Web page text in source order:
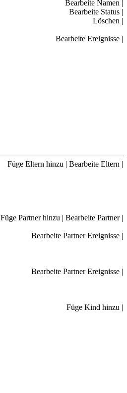
Bearbeite Namen |
Bearbeite Status |
Löschen |
Bearbeite Ereignisse |
Füge Eltern hinzu | Bearbeite Eltern |
Füge Partner hinzu | Bearbeite Partner|
Bearbeite Partner Ereignisse |
Bearbeite Partner Ereignisse |
Füge Kind hinzu |